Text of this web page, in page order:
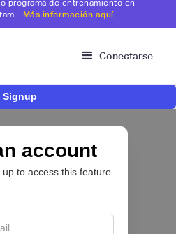
programa de entrenamiento en
Más información aquí
Conectarse
Signup
account
to access this feature.
su plataforma de
empleados